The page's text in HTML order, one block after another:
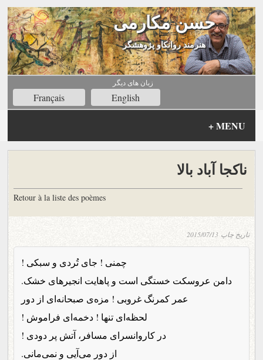
حسن مکارمی
هنرمند روانکاو پژوهشگر
زبان های ديگر
Français English
MENU
+
ناکجا آباد بالا
Retour à la liste des poèmes
تاریخ چاپ 2015/07/13
چمنی ! جای تُردی و سبکی !
دامن عروسکت خستگی است و پاهایت انجیرهای خشک.
عمر کمرنگ غروبی ! مزه‌ی صبحانه‌ای از دور
لحظه‌ای تنها ! دخمه‌ای فراموش !
در کاروانسرای مسافر، آتش پر دودی !
از دور می‌آیی و نمی‌مانی.